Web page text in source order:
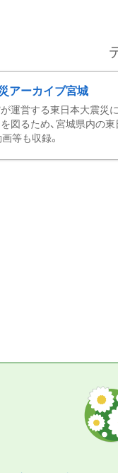
アーカイブ宮城
運営する東日本大震災
図るため、宮城県内の
等も収録。